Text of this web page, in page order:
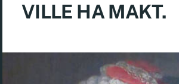
VILLE HA MAKT.